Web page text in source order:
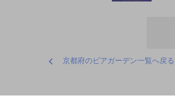
京都府のビアガーデン一覧へ戻る